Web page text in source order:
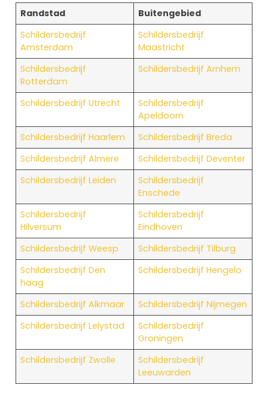
Randstad
Buitengebied
Schildersbedrijf
Amsterdam
Schildersbedrijf
Maastricht
Schildersbedrijf
Rotterdam
Schildersbedrijf Arnhem
Schildersbedrijf Utrecht
Schildersbedrijf
Apeldoorn
Schildersbedrijf Haarlem
Schildersbedrijf Breda
Schildersbedrijf Almere
Schildersbedrijf Deventer
Schildersbedrijf Leiden
Schildersbedrijf
Enschede
Schildersbedrijf
Hilversum
Schildersbedrijf
Eindhoven
Schildersbedrijf Weesp
Schildersbedrijf Tilburg
Schildersbedrijf Den
haag
Schildersbedrijf Hengelo
Schildersbedrijf Alkmaar
Schildersbedrijf Nijmegen
Schildersbedrijf Lelystad
Schildersbedrijf
Groningen
Schildersbedrijf Zwolle
Schildersbedrijf
Leeuwarden